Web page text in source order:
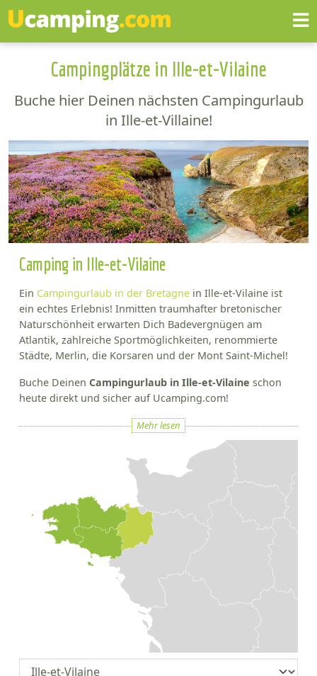
Campingplätze in Ille-et-Vilaine
Buche hier Deinen nächsten Campingurlaub
in Ille-et-Villaine!
Camping in Ille-et-Vilaine
Ein Campingurlaub in der Bretagne in Ille-et-Vilaine ist
ein echtes Erlebnis! Inmitten traumhafter bretonischer
Naturschönheit erwarten Dich Badevergnügen am
Atlantik, zahlreiche Sportmöglichkeiten, renommierte
Städte, Merlin, die Korsaren und der Mont Saint-Michel!
Buche Deinen Campingurlaub in Ille-et-Vilaine schon
heute direkt und sicher auf Ucamping.com!
Mehr lesen